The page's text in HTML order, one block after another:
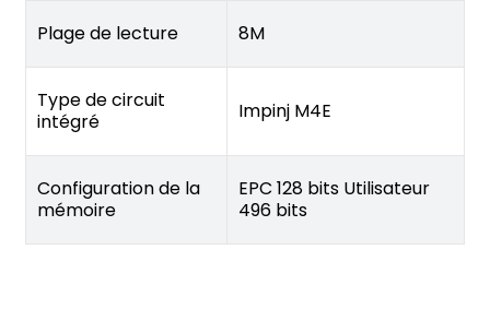
Plage de lecture 8M
Type de circuit
intégré
Impinj M4E
Configuration de la
mémoire
EPC 128 bits Utilisateur
496 bits